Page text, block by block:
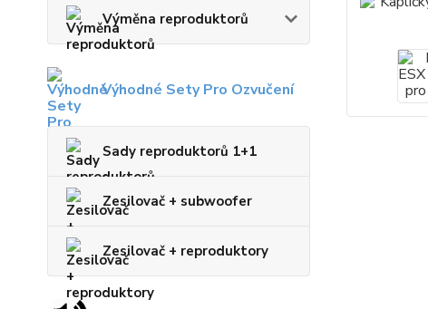
Výměna reproduktorů
Výhodné Sety Pro Ozvučení
Sady reproduktorů 1+1
Zesilovač + subwoofer
Zesilovač + reproduktory